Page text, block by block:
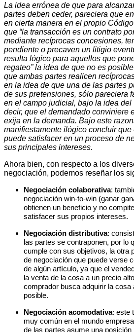
La idea errónea de que para
partes deben ceder, pareciera que
en cierta manera en el propio
que “la transacción es un contrato
mediante recíprocas concesiones,
pendiente o precaven un litigio
resulta lógico para aquellos que
regateo” la idea de que no es
que ambas partes realicen
en la idea de que una de las partes
de sus pretensiones, sólo pareciera
en el campo judicial, bajo la idea del
decir, que el demandado conviniere
exija en la demanda. Bajo este
manifiestamente ilógico concluir
puede satisfacer en un proceso de
sus principales intereses.
Ahora bien, con respecto a los
negociación, podemos reseñar los
Negociación colaborativa:
negociación win-to-win (ganar
obtienen un beneficio y no
satisfacer sus propios intereses.
Negociación distributiva:
las partes se contraponen, por lo
cumple con sus objetivos, la otra
de negociación que puede verse
de algún artículo, ya que el
la venta de la cosa a un precio
comprador busca adquirir la cosa
posible.
Negociación acomodativa: este
muy común en el mundo
de las partes asume una